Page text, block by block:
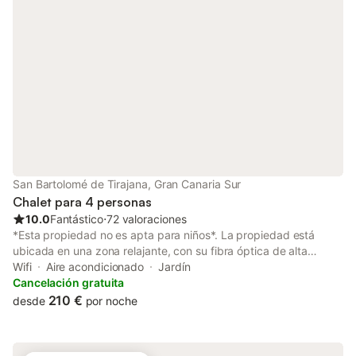
San Bartolomé de Tirajana, Gran Canaria Sur
Chalet para 4 personas
10.0Fantástico⋅72 valoraciones
*Esta propiedad no es apta para niños*. La propiedad está
ubicada en una zona relajante, con su fibra óptica de alta
velocidad y fiable a Internet, es el entorno ideal para los
trabajadores a distancia. Las Terrazas Villa 3 está situada en un
exclusivo complejo con campo de golf en El Salobre y goza de
bien equipada con lavavajillas, 2 dormitorios y 2 cuartos de
Wifi Aire acondicionado
Jardín
Cancelación gratuita
desde 210 € por noche